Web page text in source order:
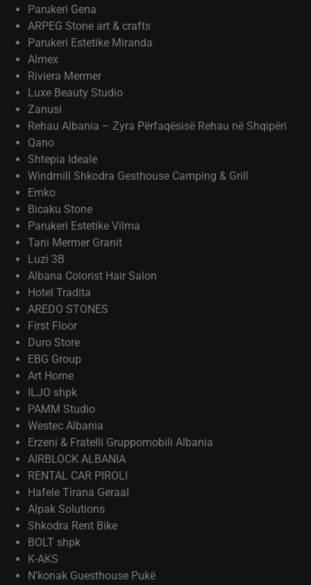
Parukeri Gena
ARPEG Stone art & crafts
Parukeri Estetike Miranda
Almex
Riviera Mermer
Luxe Beauty Studio
Zanusi
Rehau Albania – Zyra Përfaqësisë Rehau në Shqipëri
Qano
Shtepia Ideale
Windmill Shkodra Gesthouse Camping & Grill
Emko
Bicaku Stone
Parukeri Estetike Vilma
Tani Mermer Granit
Luzi 3B
Albana Colorist Hair Salon
Hotel Tradita
AREDO STONES
First Floor
Duro Store
EBG Group
Art Home
ILJO shpk
PAMM Studio
Westec Albania
Erzeni & Fratelli Gruppomobili Albania
AIRBLOCK ALBANIA
RENTAL CAR PIROLI
Hafele Tirana Geraal
Alpak Solutions
Shkodra Rent Bike
BOLT shpk
K-AKS
N’konak Guesthouse Pukë